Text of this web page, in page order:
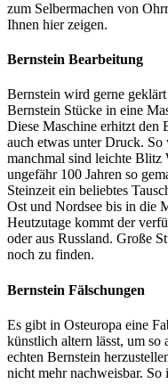
zum Selbermachen von
Ihnen hier zeigen.
Bernstein Bearbeitung
Bernstein wird gerne
Bernstein Stücke in eine
Diese Maschine erhitzt den
auch etwas unter Druck.
manchmal sind leichte Blitz
ungefähr 100 Jahren so
Steinzeit ein beliebtes
Ost und Nordsee bis in die
Heutzutage kommt der
oder aus Russland. Große
noch zu finden.
Bernstein Fälschungen
Es gibt in Osteuropa eine
künstlich altern lässt, um so
echten Bernstein
nicht mehr nachweisbar. So